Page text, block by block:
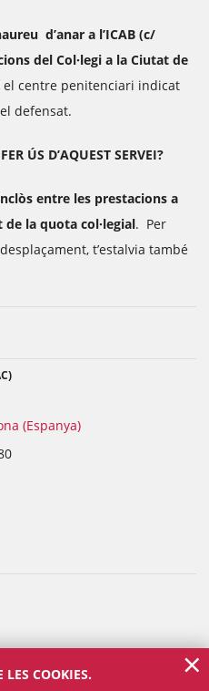
d’anar a l’ICAB (c/
del Col·legi a la Ciutat de
el centre penitenciari indicat
defensat.
ÚS D’AQUEST SERVEI?
entre les prestacions a
la quota col·legial. Per
t’estalvia també
(Espanya)
LES COOKIES. ×